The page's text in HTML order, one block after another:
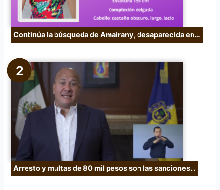
Continúa la búsqueda de Amairany, desaparecida en…
Arresto y multas de 80 mil pesos son las sanciones…